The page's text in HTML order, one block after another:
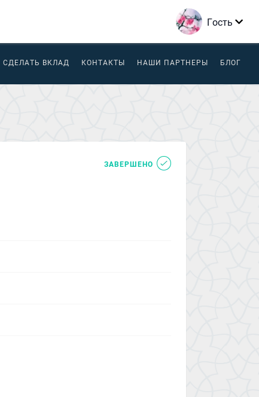
Гость
СДЕЛАТЬ ВКЛАД КОНТАКТЫ НАШИ ПАРТНЕРЫ БЛОГ
ЗАВЕРШЕНО